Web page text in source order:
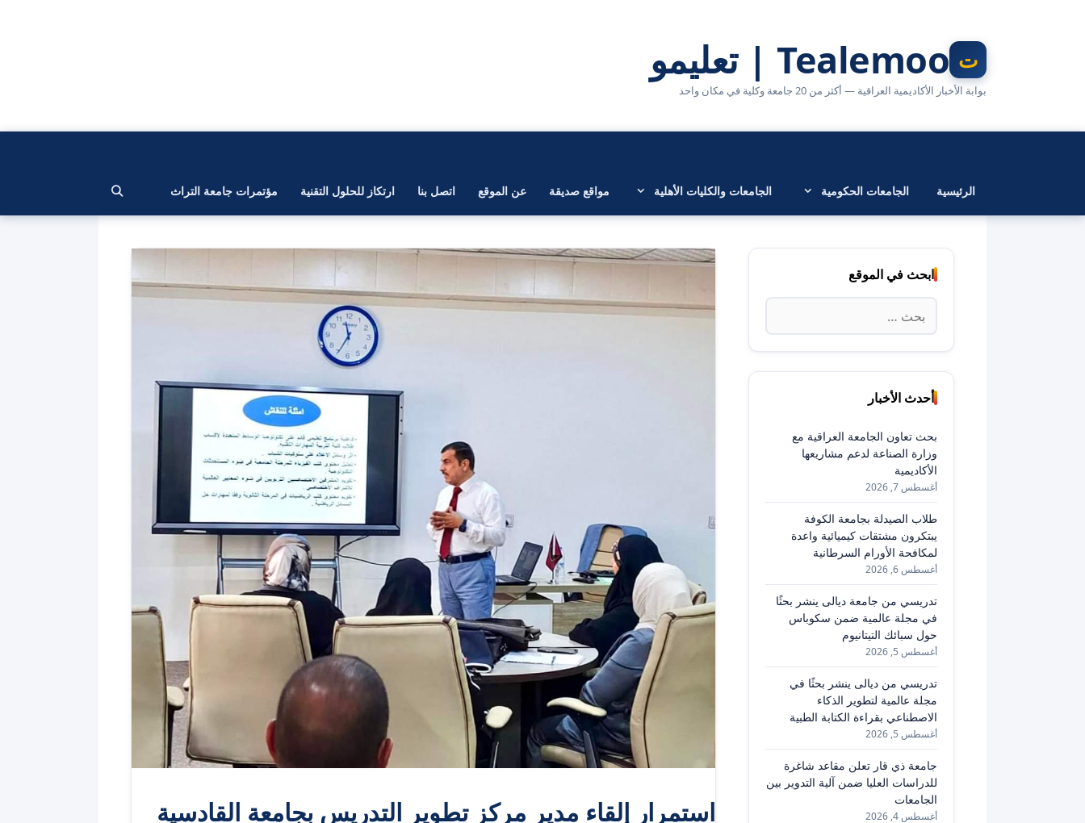
Tealemoo | تعليمو
بوابة الأخبار الأكاديمية العراقية — أكثر من 20 جامعة وكلية في مكان واحد
الرئيسية الجامعات الحكومية الجامعات والكليات الأهلية مواقع صديقة عن الموقع اتصل بنا ارتكاز للحلول التقنية مؤتمرات جامعة التراث
استمرار إلقاء مدير مركز تطوير التدريس بجامعة القادسية
ابحث في الموقع
البحث
عن:
أحدث الأخبار
بحث تعاون الجامعة العراقية مع
وزارة الصناعة لدعم مشاريعها
الأكاديمية
أغسطس 7, 2026
طلاب الصيدلة بجامعة الكوفة
يبتكرون مشتقات كيميائية واعدة
لمكافحة الأورام السرطانية
أغسطس 6, 2026
تدريسي من جامعة ديالى ينشر بحثًا
في مجلة عالمية ضمن سكوباس
حول سبائك التيتانيوم
أغسطس 5, 2026
تدريسي من ديالى ينشر بحثًا في
مجلة عالمية لتطوير الذكاء
الاصطناعي بقراءة الكتابة الطبية
أغسطس 5, 2026
جامعة ذي قار تعلن مقاعد شاغرة
للدراسات العليا ضمن آلية التدوير بين
الجامعات
أغسطس 4, 2026